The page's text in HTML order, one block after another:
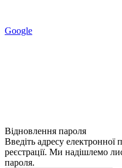
Google
Відновлення пароля
Введіть адресу
реєстрації. Ми надішлемо
пароля.